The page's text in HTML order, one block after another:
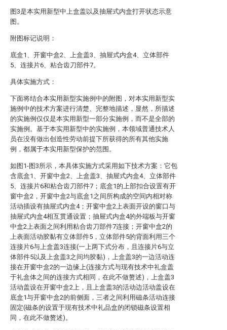
图3是本实用新型中上盒盖以及抽屉式内盒打开状态示意
图。
附图标记说明：
底盒1、开窗中盒2、上盒盖3、抽屉式内盒4、立体部件
5、连接片6、粘合齿刀部件7。
具体实施方式：
下面将结合本实用新型实施例中的附图，对本实用新型实
施例中的技术方案进行清楚、完整地描述，显然，所描述
的实施例仅仅是本实用新型一部分实施例，而不是全部的
实施例。基于本实用新型中的实施例，本领域普通技术人
员在没有做出创造性劳动前提下所获得的所有其他实施
例，都属于本实用新型保护的范围。
如图1-图3所示，本具体实施方式采用如下技术方案：它包
含底盒1、开窗中盒2、上盒盖3、抽屉式内盒4、立体部件
5、连接片6和粘合齿刀部件7；底盒1的上部扣合设置有开
窗中盒2，开窗中盒2与底盒1之间所构成的空间内相对称
活动插设有抽屉式内盒4；开窗中盒2上表面开设的窗口与
抽屉式内盒4相互贯通设置；抽屉式内盒4的外端板与开窗
中盒2上表面之间利用粘合齿刀部件7连接；开窗中盒2的
上表面活动胶黏有立体部件5，立体部件5的背面利用三个
连接片6与上盒盖3连接(一上两下式分布，且连接片6与立
体部件5以及上盒盖3之间均胶黏)，上盒盖3的一边活动连
接在开窗中盒2的一边缘上(连接方式与现有技术中礼盒盖
于礼盒体之间的连接方式相同，在此不做赘述)，上盒盖3
活动盖设在开窗中盒2上，且上盒盖3的活动边活动盖设在
底盒1与开窗中盒2的前侧面，三者之间利用磁条活动连接
固定(磁条的设置于现有技术中礼品盒的闭锁磁条设置相
同，在此不做赘述)。